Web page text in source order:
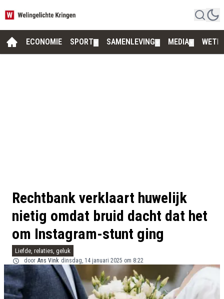
ECONOMIE SPORT SAMENLEVING MEDIA
Rechtbank verklaart huwelijk
nietig omdat bruid dacht dat het
om Instagram-stunt ging
Liefde, relaties, geluk
door Ans Vink dinsdag, 14 januari 2025 om 8:22